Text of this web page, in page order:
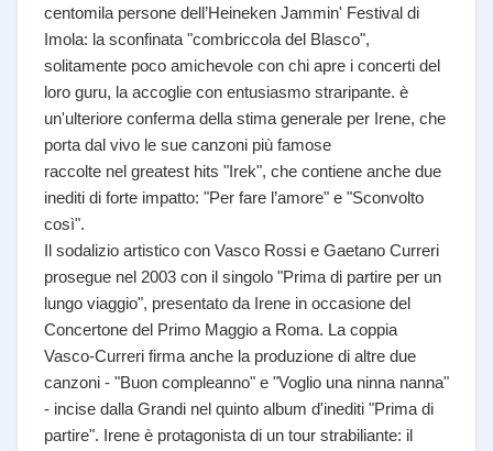
centomila persone dell’Heineken Jammin' Festival di
Imola: la sconfinata "combriccola del Blasco",
solitamente poco amichevole con chi apre i concerti del
loro guru, la accoglie con entusiasmo straripante. è
un'ulteriore conferma della stima generale per Irene, che
porta dal vivo le sue canzoni più famose
raccolte nel greatest hits "Irek", che contiene anche due
inediti di forte impatto: "Per fare l’amore" e "Sconvolto
così".
Il sodalizio artistico con Vasco Rossi e Gaetano Curreri
prosegue nel 2003 con il singolo "Prima di partire per un
lungo viaggio", presentato da Irene in occasione del
Concertone del Primo Maggio a Roma. La coppia
Vasco-Curreri firma anche la produzione di altre due
canzoni - "Buon compleanno" e "Voglio una ninna nanna"
- incise dalla Grandi nel quinto album d'inediti "Prima di
partire". Irene è protagonista di un tour strabiliante: il